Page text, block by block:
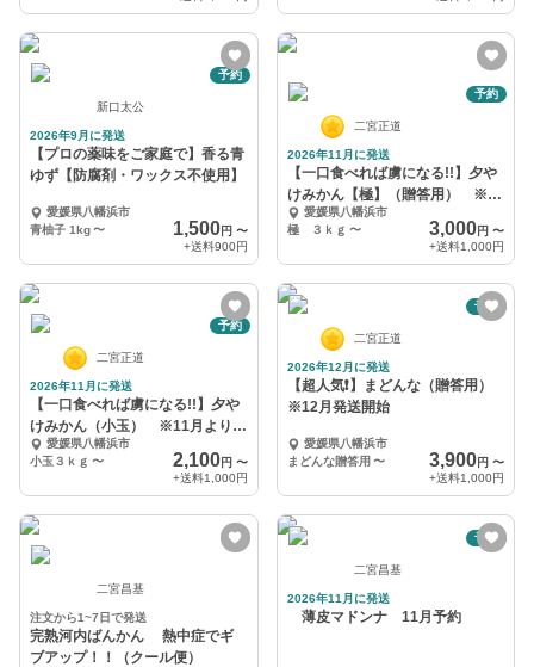
予約
新口太公
2026年9月に発送
【プロの薬味をご家庭で】香る青
ゆず【防腐剤・ワックス不使用】
愛媛県八幡浜市
青柚子 1kg〜 1,500円 〜
+送料900円
予約
二宮正道
2026年11月に発送
【一口食べれば虜になる!!】夕や
けみかん【極】（贈答用） ※11
月順次発送
愛媛県八幡浜市
極 ３ｋｇ 〜 3,000円 〜
+送料1,000円
予約
二宮正道
2026年11月に発送
【一口食べれば虜になる!!】夕や
けみかん（小玉） ※11月より順
次発送
愛媛県八幡浜市
小玉３ｋｇ 〜 2,100円 〜
+送料1,000円
予約
二宮正道
2026年12月に発送
【超人気❗️】まどんな（贈答用）
※12月発送開始
愛媛県八幡浜市
まどんな贈答用 〜 3,900円 〜
+送料1,000円
二宮昌基
注文から1~7日で発送
完熟河内ばんかん 熱中症でギ
ブアップ！！（クール便）
予約
二宮昌基
2026年11月に発送
薄皮マドンナ 11月予約